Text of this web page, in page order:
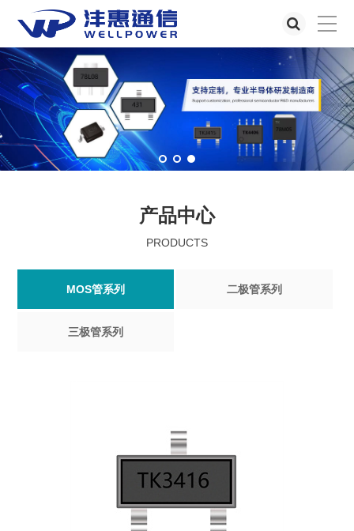
产品中心
PRODUCTS
MOS管系列 二极管系列
三极管系列